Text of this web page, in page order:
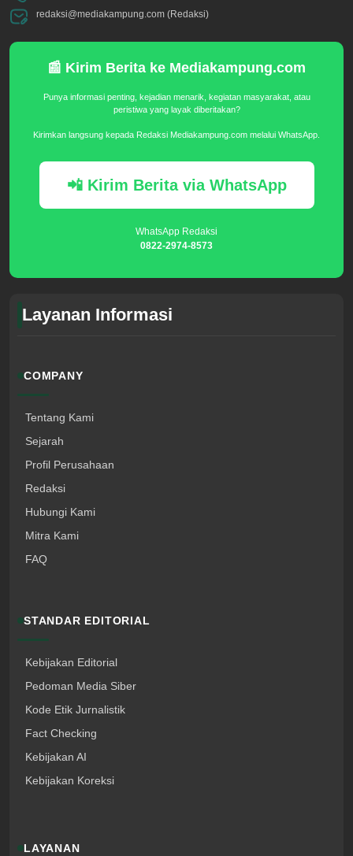
redaksi@mediakampung.com (Redaksi)
📰 Kirim Berita ke Mediakampung.com
Punya informasi penting, kejadian menarik, kegiatan masyarakat, atau
peristiwa yang layak diberitakan?
Kirimkan langsung kepada Redaksi Mediakampung.com melalui WhatsApp.
📲 Kirim Berita via WhatsApp
WhatsApp Redaksi
0822-2974-8573
Layanan Informasi
COMPANY
Tentang Kami
Sejarah
Profil Perusahaan
Redaksi
Hubungi Kami
Mitra Kami
FAQ
STANDAR EDITORIAL
Kebijakan Editorial
Pedoman Media Siber
Kode Etik Jurnalistik
Fact Checking
Kebijakan AI
Kebijakan Koreksi
LAYANAN